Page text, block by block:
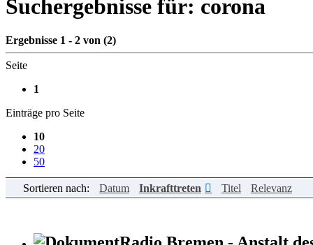
Suchergebnisse für: corona
Ergebnisse 1 - 2 von (2)
Seite
1
Einträge pro Seite
10
20
50
Sortieren nach: Datum Inkrafttreten Titel Relevanz